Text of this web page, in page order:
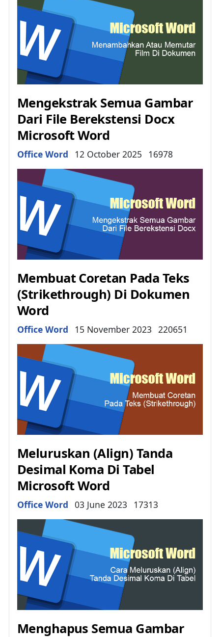
Mengekstrak Semua Gambar
Dari File Berekstensi Docx
Microsoft Word
Details
Office Word 12 October 2025 16978
Membuat Coretan Pada Teks
(Strikethrough) Di Dokumen
Word
Details
Office Word 15 November 2023 220651
Meluruskan (Align) Tanda
Desimal Koma Di Tabel
Microsoft Word
Details
Office Word 03 June 2023 17313
Menghapus Semua Gambar